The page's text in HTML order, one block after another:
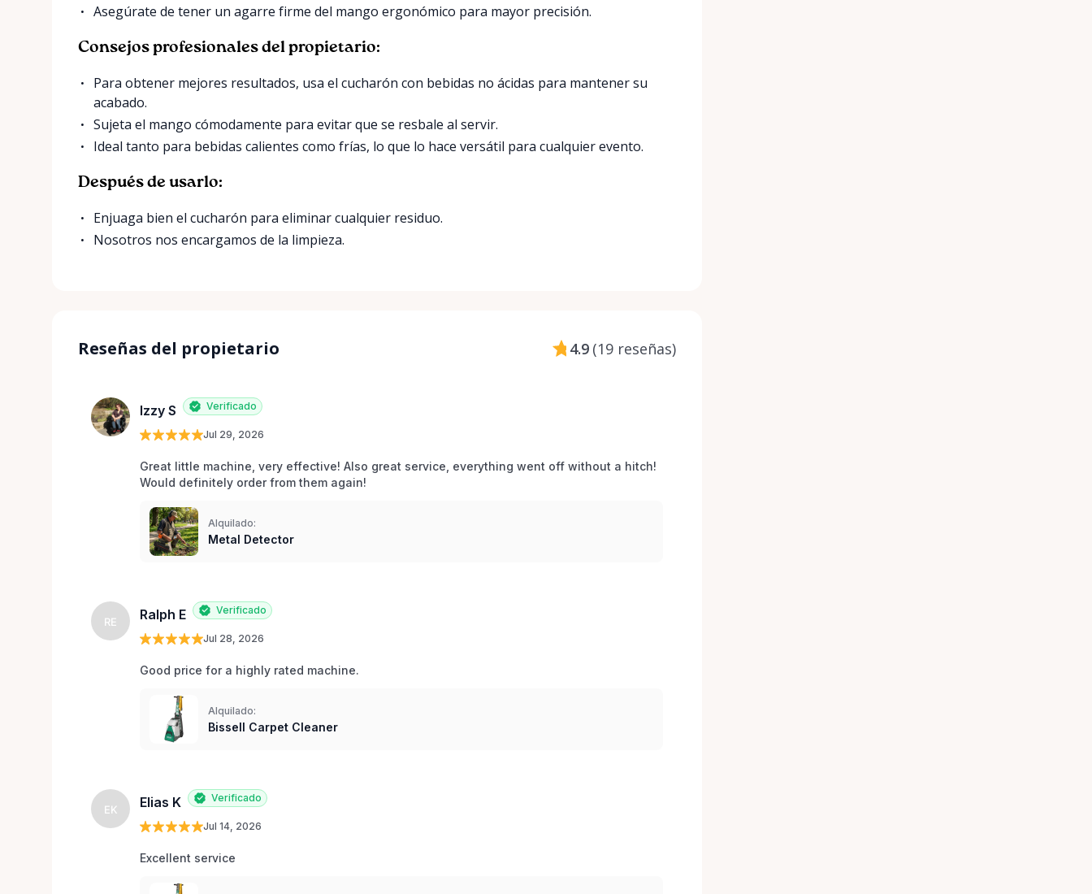
Asegúrate de tener un agarre firme del mango ergonómico para mayor precisión.
Consejos profesionales del propietario:
Para obtener mejores resultados, usa el cucharón con bebidas no ácidas para mantener su
acabado.
Sujeta el mango cómodamente para evitar que se resbale al servir.
Ideal tanto para bebidas calientes como frías, lo que lo hace versátil para cualquier evento.
Después de usarlo:
Enjuaga bien el cucharón para eliminar cualquier residuo.
Nosotros nos encargamos de la limpieza.
Reseñas del propietario 4.9 (19 reseñas)
Izzy S Verificado
Jul 29, 2026
Great little machine, very effective! Also great service, everything went off without a hitch!
Would definitely order from them again!
Alquilado:
Metal Detector
RE Ralph E Verificado
Jul 28, 2026
Good price for a highly rated machine.
Alquilado:
Bissell Carpet Cleaner
EK Elias K Verificado
Jul 14, 2026
Excellent service